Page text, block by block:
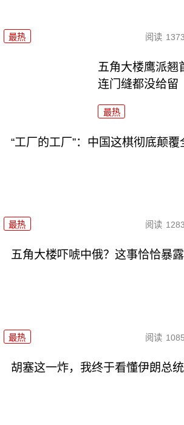
最热 阅读
五角大楼鹰派翘
连门缝都没给留
最热
“工厂的工厂”：中国这棋彻底颠覆
最热 阅读
五角大楼吓唬中俄？这事恰恰暴
最热 阅读
胡塞这一炸，我终于看懂伊朗总